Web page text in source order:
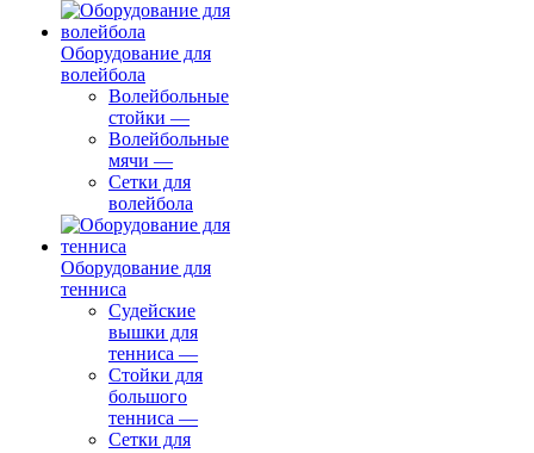
Оборудование для
волейбола
Волейбольные
стойки —
Волейбольные
мячи —
Сетки для
волейбола
Оборудование для
тенниса
Судейские
вышки для
тенниса —
Стойки для
большого
тенниса —
Сетки для